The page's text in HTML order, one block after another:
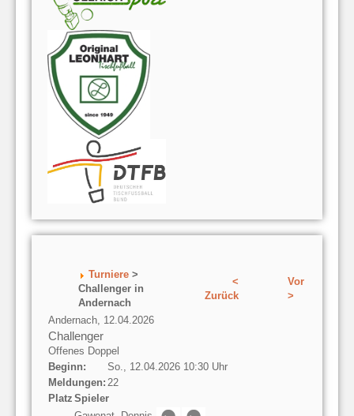
Turniere >
Challenger in
Andernach
<
Zurück
Vor
>
Andernach, 12.04.2026
Challenger
Offenes Doppel
Beginn:
So., 12.04.2026 10:30 Uhr
Meldungen: 22
Platz Spieler